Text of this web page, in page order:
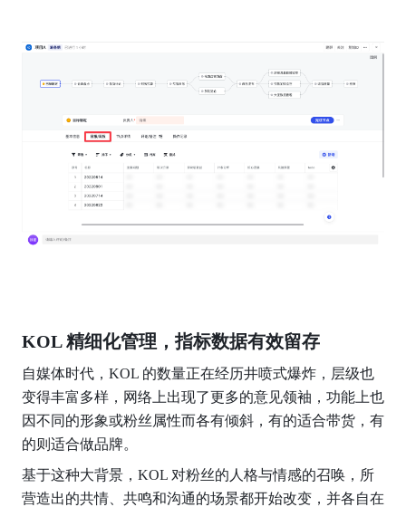
KOL 精细化管理，指标数据有效留存
自媒体时代，KOL 的数量正在经历井喷式爆炸，层级也
变得丰富多样，网络上出现了更多的意见领袖，功能上也
因不同的形象或粉丝属性而各有倾斜，有的适合带货，有
的则适合做品牌。
基于这种大背景，KOL 对粉丝的人格与情感的召唤，所
营造出的共情、共鸣和沟通的场景都开始改变，并各自在